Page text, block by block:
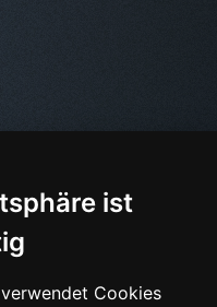
ist
Cookies